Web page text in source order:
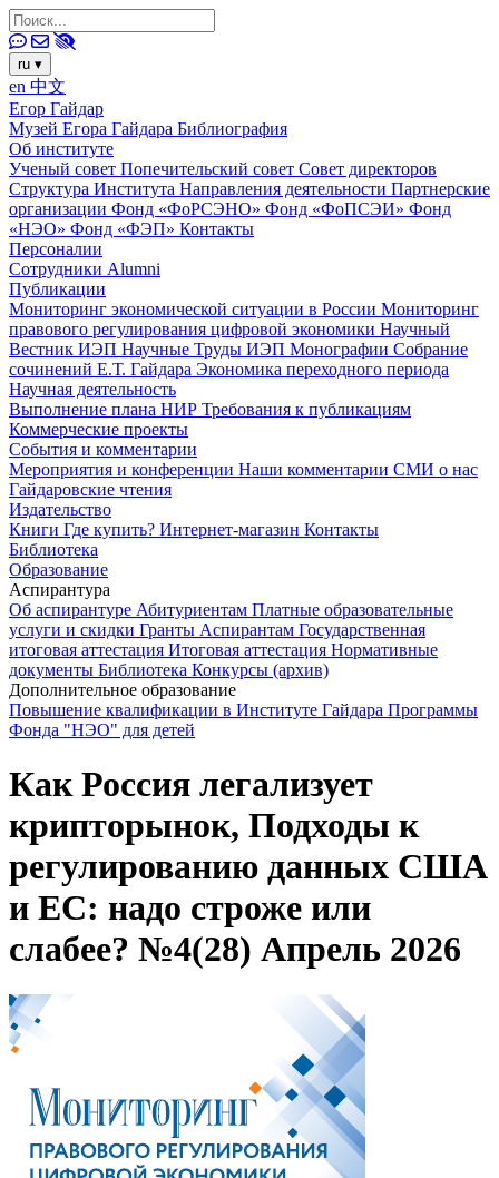
ru ▾
en 中文
Егор Гайдар
Музей Егора Гайдара Библиография
Об институте
Ученый совет Попечительский совет Совет директоров
Структура Института Направления деятельности Партнерские
организации Фонд «ФоРСЭНО» Фонд «ФоПСЭИ» Фонд
«НЭО» Фонд «ФЭП» Контакты
Персоналии
Сотрудники Alumni
Публикации
Мониторинг экономической ситуации в России Мониторинг
правового регулирования цифровой экономики Научный
Вестник ИЭП Научные Труды ИЭП Монографии Собрание
сочинений Е.Т. Гайдара Экономика переходного периода
Научная деятельность
Выполнение плана НИР Требования к публикациям
Коммерческие проекты
События и комментарии
Мероприятия и конференции Наши комментарии СМИ о нас
Гайдаровские чтения
Издательство
Книги Где купить? Интернет-магазин Контакты
Библиотека
Образование
Аспирантура
Об аспирантуре Абитуриентам Платные образовательные
услуги и скидки Гранты Аспирантам Государственная
итоговая аттестация Итоговая аттестация Нормативные
документы Библиотека Конкурсы (архив)
Дополнительное образование
Повышение квалификации в Институте Гайдара Программы
Фонда "НЭО" для детей
Как Россия легализует
крипторынок, Подходы к
регулированию данных США
и ЕС: надо строже или
слабее? №4(28) Апрель 2026